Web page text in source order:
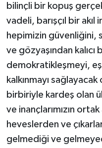
bilinçli bir kopuş
vadeli, barışçıl bir akıl
hepimizin güvenliğini,
ve gözyaşından kalıcı
demokratikleşmeyi,
kalkınmayı sağlayacak
birbiriyle kardeş olan
ve inançlarımızın
heveslerden ve
gelmediği ve